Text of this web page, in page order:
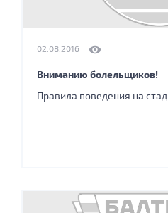
02.08.2016
Вниманию болельщиков!
Правила поведения на